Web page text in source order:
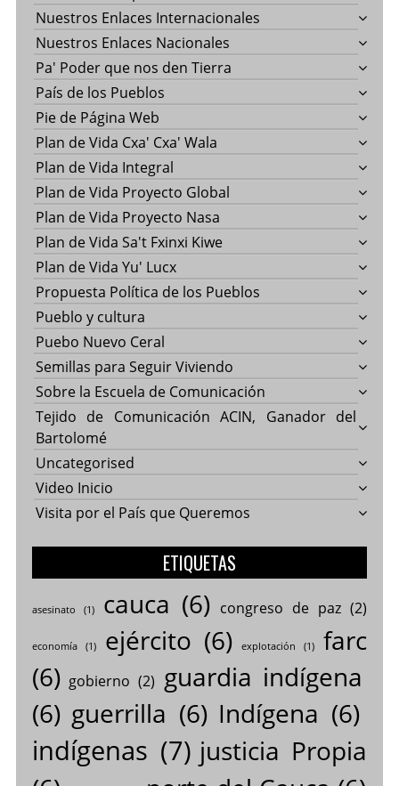
Nuestros Enlaces Internacionales
Nuestros Enlaces Nacionales
Pa' Poder que nos den Tierra
País de los Pueblos
Pie de Página Web
Plan de Vida Cxa' Cxa' Wala
Plan de Vida Integral
Plan de Vida Proyecto Global
Plan de Vida Proyecto Nasa
Plan de Vida Sa't Fxinxi Kiwe
Plan de Vida Yu' Lucx
Propuesta Política de los Pueblos
Pueblo y cultura
Puebo Nuevo Ceral
Semillas para Seguir Viviendo
Sobre la Escuela de Comunicación
Tejido de Comunicación ACIN, Ganador del
Bartolomé
Uncategorised
Video Inicio
Visita por el País que Queremos
ETIQUETAS
asesinato (1) cauca (6) congreso de paz(2)
economía(1) ejército (6) explotación (1)
farc
(6) gobierno (2) guardia indígena
(6) guerrilla (6) Indígena (6)
indígenas (7) justicia Propia